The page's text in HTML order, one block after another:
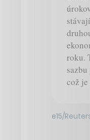
roku.
což
e15/